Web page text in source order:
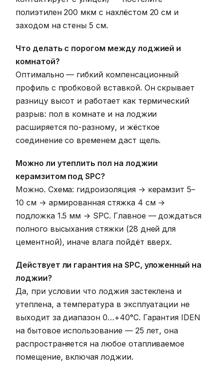
полиэтилен 200 мкм с нахлёстом 20 см и
заходом на стены 5 см.
Что делать с порогом между лоджией и
комнатой?
Оптимально — гибкий компенсационный
профиль с пробковой вставкой. Он скрывает
разницу высот и работает как термический
разрыв: пол в комнате и на лоджии
расширяется по-разному, и жёсткое
соединение со временем даст щель.
Можно ли утеплить пол на лоджии
керамзитом под SPC?
Можно. Схема: гидроизоляция → керамзит 5–
10 см → армированная стяжка 4 см →
подложка 1.5 мм → SPC. Главное — дождаться
полного высыхания стяжки (28 дней для
цементной), иначе влага пойдёт вверх.
Действует ли гарантия на SPC, уложенный на
лоджии?
Да, при условии что лоджия застеклена и
утеплена, а температура в эксплуатации не
выходит за диапазон 0…+40°C. Гарантия IDEN
на бытовое использование — 25 лет, она
распространяется на любое отапливаемое
помещение, включая лоджии.